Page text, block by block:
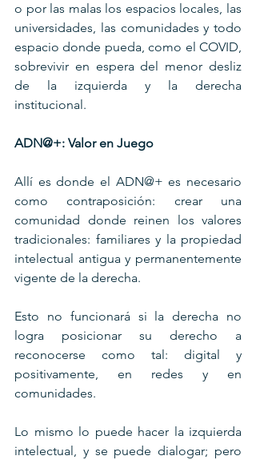
o por las malas los espacios locales, las
universidades, las comunidades y todo
espacio donde pueda, como el COVID,
sobrevivir en espera del menor desliz
de la izquierda y la derecha
institucional.
ADN@+: Valor en Juego
Allí es donde el ADN@+ es necesario
como contraposición: crear una
comunidad donde reinen los valores
tradicionales: familiares y la propiedad
intelectual antigua y permanentemente
vigente de la derecha.
Esto no funcionará si la derecha no
logra posicionar su derecho a
reconocerse como tal: digital y
positivamente, en redes y en
comunidades.
Lo mismo lo puede hacer la izquierda
intelectual, y se puede dialogar; pero